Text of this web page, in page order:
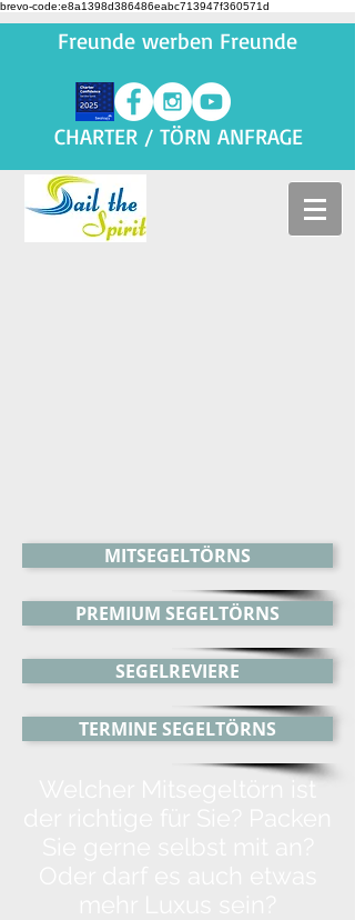
brevo-code:e8a1398d386486eabc713947f360571d
Freunde werben Freunde
CHARTER / TÖRN ANFRAGE
MITSEGELTÖRNS
PREMIUM SEGELTÖRNS
SEGELREVIERE
TERMINE SEGELTÖRNS
Welcher Mitsegeltörn ist